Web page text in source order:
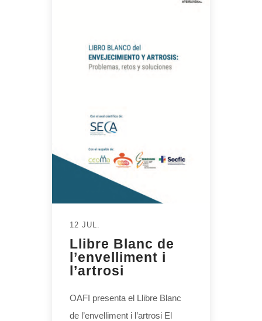
12 JUL.
Llibre Blanc de
l’envelliment i
l’artrosi
OAFI presenta el Llibre Blanc
de l’envelliment i l’artrosi El